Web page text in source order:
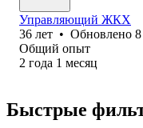
Управляющий ЖКХ
36 лет • Обновлено
Общий опыт
2 года 1 месяц
Быстрые